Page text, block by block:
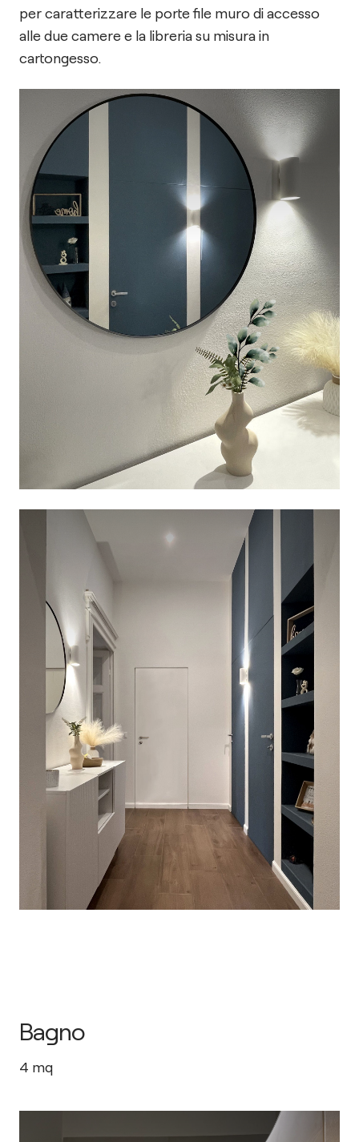
per caratterizzare le porte file muro di accesso
alle due camere e la libreria su misura in
cartongesso.
Bagno
4 mq